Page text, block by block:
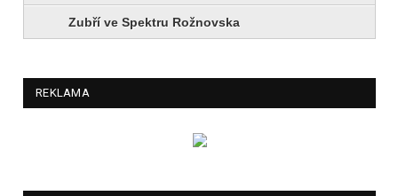
Zubří ve Spektru Rožnovska
REKLAMA